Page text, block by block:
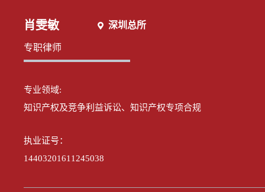
肖雯敏 深圳总所
专职律师
专业领域:
知识产权及竞争利益诉讼、知识产权专项合规
执业证号：
14403201611245038